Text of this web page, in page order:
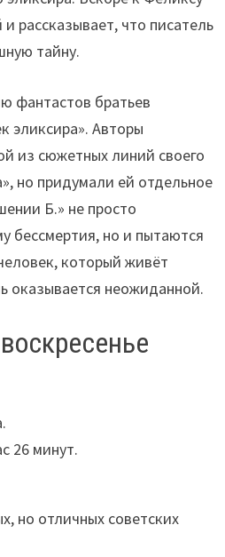
рассказывает, что писатель
тайну.
фантастов братьев
эликсира». Авторы
из сюжетных линий своего
но придумали ей отдельное
Б.» не просто
бессмертия, но и пытаются
который живёт
оказывается неожиданной.
26 минут.